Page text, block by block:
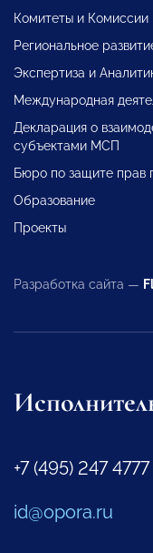
Комитеты и Комиссии
Региональное
Экспертиза и
Международная
Декларация о
субъектами МСП
Бюро по защите прав
Образование
Проекты
Разработка сайта —
+7 (495) 247 4777
id@opora.ru